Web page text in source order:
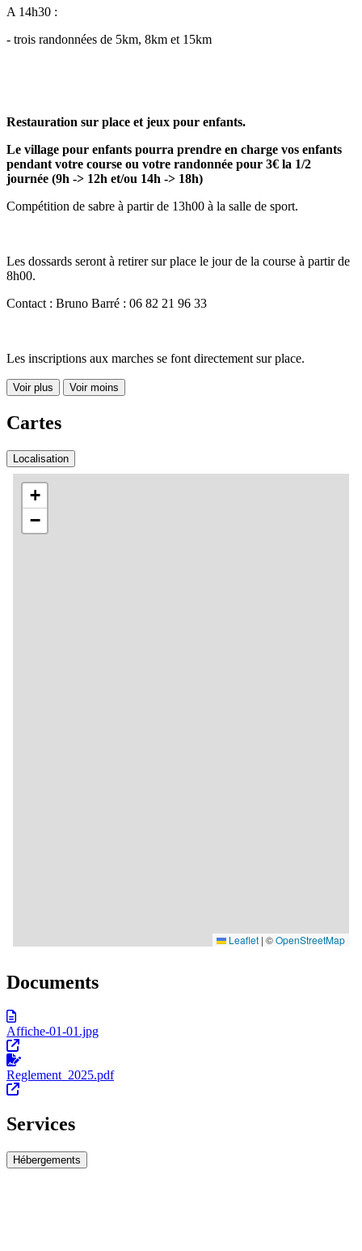
A 14h30 :
- trois randonnées de 5km, 8km et 15km
Restauration sur place et jeux pour enfants.
Le village pour enfants pourra prendre en charge vos enfants
pendant votre course ou votre randonnée pour 3€ la 1/2
journée (9h -> 12h et/ou 14h -> 18h)
Compétition de sabre à partir de 13h00 à la salle de sport.
Les dossards seront à retirer sur place le jour de la course à partir de
8h00.
Contact : Bruno Barré : 06 82 21 96 33
Les inscriptions aux marches se font directement sur place.
Voir plus Voir moins
Cartes
Localisation
Documents
Affiche-01-01.jpg
Reglement_2025.pdf
Services
Hébergements